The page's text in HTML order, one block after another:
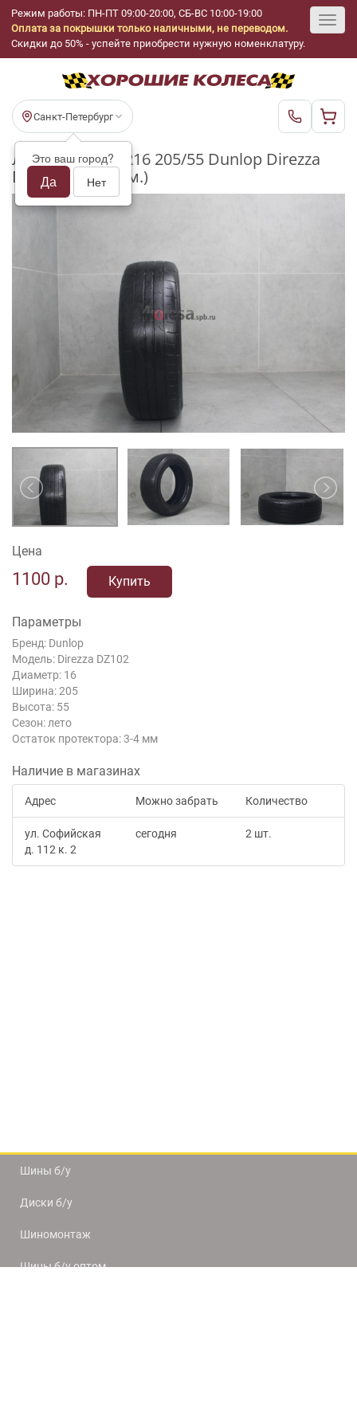
Режим работы: ПН-ПТ 09:00-20:00, СБ-ВС 10:00-19:00
Оплата за покрышки только наличными, не переводом.
Скидки до 50% - успейте приобрести нужную номенклатуру.
Санкт-Петербург
Это ваш город?
Да Нет
Летние шины R16 205/55 Dunlop Direzza
DZ102 бу (3-4 мм.)
Цена
1100 р. Купить
Параметры
Бренд: Dunlop
Модель: Direzza DZ102
Диаметр: 16
Ширина: 205
Высота: 55
Сезон: лето
Остаток протектора: 3-4 мм
Наличие в магазинах
Адрес Можно забрать Количество
ул. Софийская
д. 112 к. 2
сегодня 2 шт.
Шины б/у
Диски б/у
Шиномонтаж
Шины б/у оптом